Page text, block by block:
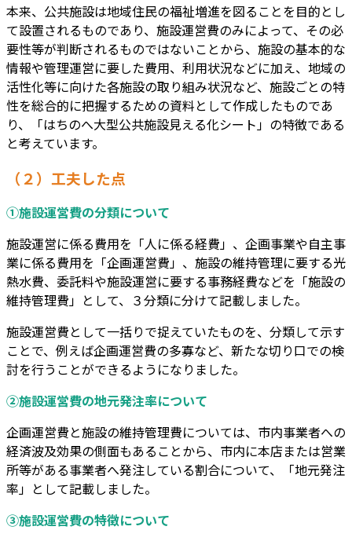
本来、公共施設は地域住民の福祉増進を図ることを目的とし
て設置されるものであり、施設運営費のみによって、その必
要性等が判断されるものではないことから、施設の基本的な
情報や管理運営に要した費用、利用状況などに加え、地域の
活性化等に向けた各施設の取り組み状況など、施設ごとの特
性を総合的に把握するための資料として作成したものであ
り、「はちのへ大型公共施設見える化シート」の特徴である
と考えています。
（２）工夫した点
①施設運営費の分類について
施設運営に係る費用を「人に係る経費」、企画事業や自主事
業に係る費用を「企画運営費」、施設の維持管理に要する光
熱水費、委託料や施設運営に要する事務経費などを「施設の
維持管理費」として、３分類に分けて記載しました。
施設運営費として一括りで捉えていたものを、分類して示す
ことで、例えば企画運営費の多寡など、新たな切り口での検
討を行うことができるようになりました。
②施設運営費の地元発注率について
企画運営費と施設の維持管理費については、市内事業者への
経済波及効果の側面もあることから、市内に本店または営業
所等がある事業者へ発注している割合について、「地元発注
率」として記載しました。
③施設運営費の特徴について